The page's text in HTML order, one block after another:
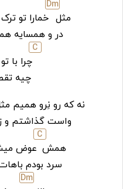
مثل
Dm
خمارا تو
در و همسایه
C
چرا با
چیه
نه که رو نِرو همیم
واست گذاشتم و
همش
C
عوض
سرد بودم
Dm